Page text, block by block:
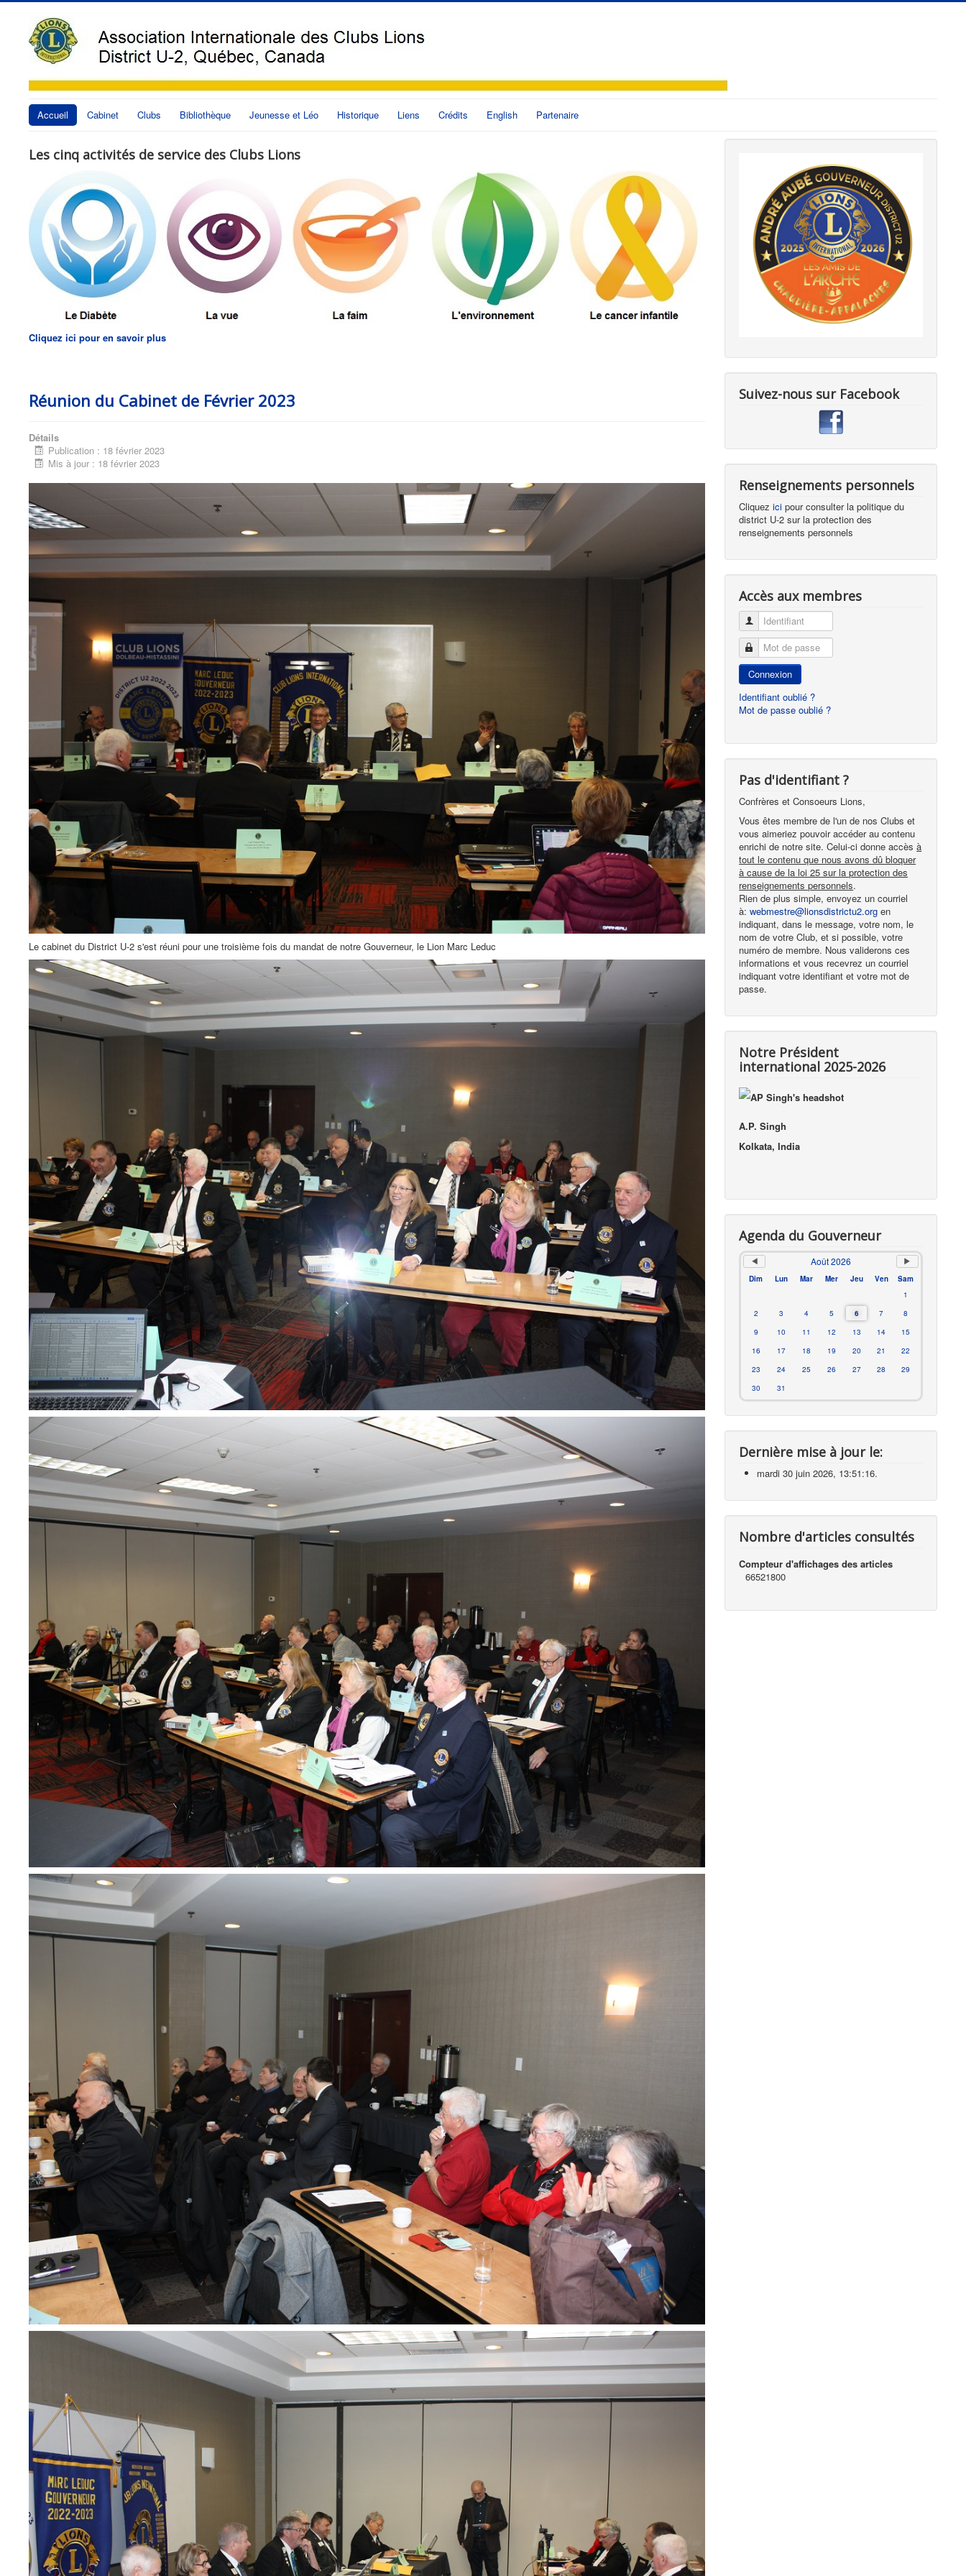
Accueil Cabinet Clubs Bibliothèque Jeunesse et Léo Historique Liens Crédits English Partenaire
Les cinq activités de service des Clubs Lions
Cliquez ici pour en savoir plus
Réunion du Cabinet de Février 2023
Détails
Publication : 18 février 2023
Mis à jour : 18 février 2023
Le cabinet du District U-2 s'est réuni pour une troisième fois du mandat de notre Gouverneur, le Lion Marc Leduc
Suivez-nous sur Facebook
Renseignements personnels
Cliquezici pour consulter la politique du
district U-2 sur la protection des
renseignements personnels
Accès aux membres
Identifiant
Mot de passe
Connexion
Identifiant oublié ?
Mot de passe oublié ?
Pas d'identifiant ?
Confrères et Consoeurs Lions,
Vous êtes membre de l'un de nos Clubs et
vous aimeriez pouvoir accéder au contenu
enrichi de notre site. Celui-ci donne accèsà
tout le contenu que nous avons dû bloquer
à cause de la loi 25 sur la protection des
renseignements personnels.
Rien de plus simple, envoyez un courriel
à:webmestre@lionsdistrictu2.orgen
indiquant, dans le message, votre nom, le
nom de votre Club, et si possible, votre
numéro de membre. Nous validerons ces
informations et vous recevrez un courriel
indiquant votre identifiant et votre mot de
passe.
Notre Président
international 2025-2026
A.P. Singh
Kolkata, India
Agenda du Gouverneur
Août 2026
Dim Lun Mar Mer Jeu Ven
Sam
1
2
3 4 5 6 7
8
9
10 11 12 13 14
15
16
17 18 19 20 21
22
23
24 25 26 27 28
29
30
31
Dernière mise à jour le:
mardi 30 juin 2026, 13:51:16.
Nombre d'articles consultés
Compteur d'affichages des articles
66521800